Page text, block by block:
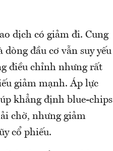
dịch có giảm đi. Cung
đầu cơ vẫn suy yếu
điều chỉnh nhưng rất
giảm mạnh. Áp lực
khẳng định blue-chips
chờ, nhưng giảm
cổ phiếu.